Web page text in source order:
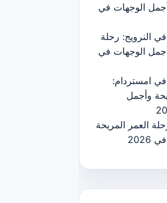
الوجهات في
النرويج: رحلة
الوجهات في
امستردام:
وأجمل
العمر المريحة